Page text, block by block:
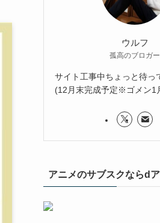
ウルフ
孤高のブロガー
サイト工事中ちょっと待っ
(12月末完成予定※ゴメン1
アニメのサブスクならd